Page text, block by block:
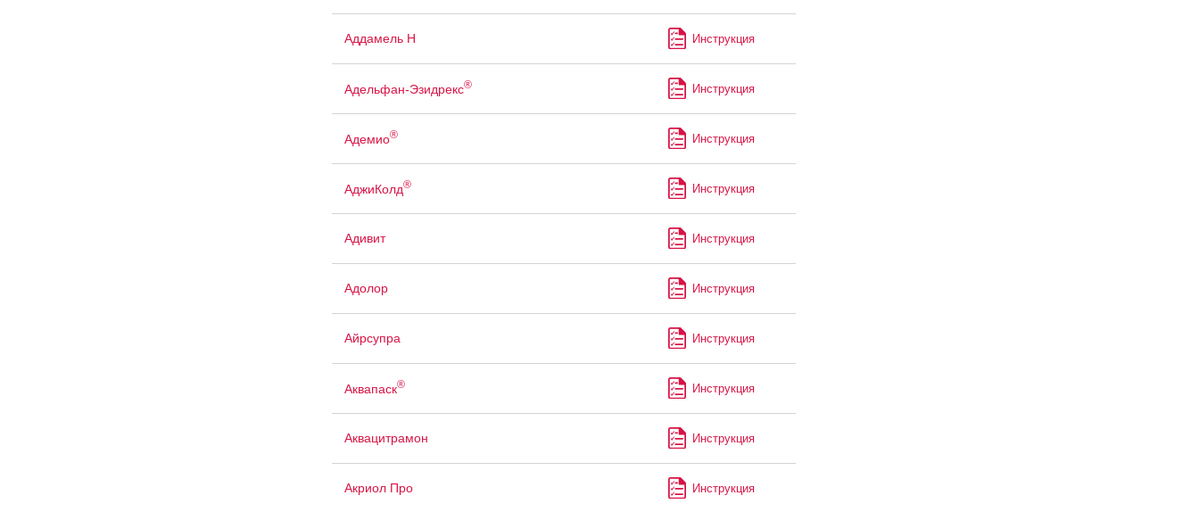
Аддамель Н Инструкция
Адельфан-Эзидрекс® Инструкция
Адемио® Инструкция
АджиКолд® Инструкция
Адивит Инструкция
Адолор Инструкция
Айрсупра Инструкция
Аквапаск® Инструкция
Аквацитрамон Инструкция
Акриол Про Инструкция